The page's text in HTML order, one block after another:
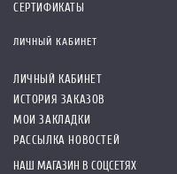
СЕРТИФИКАТЫ
ЛИЧНЫЙ КАБИНЕТ
ЛИЧНЫЙ КАБИНЕТ
ИСТОРИЯ ЗАКАЗОВ
МОИ ЗАКЛАДКИ
РАССЫЛКА НОВОСТЕЙ
НАШ МАГАЗИН В СОЦСЕТЯХ